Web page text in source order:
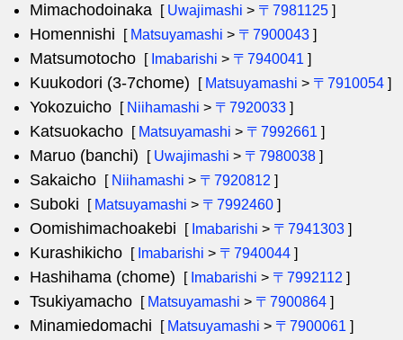
Mimachodoinaka [ Uwajimashi > 〒7981125 ]
Homennishi [ Matsuyamashi > 〒7900043 ]
Matsumotocho [ Imabarishi > 〒7940041 ]
Kuukodori (3-7chome) [ Matsuyamashi > 〒7910054 ]
Yokozuicho [ Niihamashi > 〒7920033 ]
Katsuokacho [ Matsuyamashi > 〒7992661 ]
Maruo (banchi) [ Uwajimashi > 〒7980038 ]
Sakaicho [ Niihamashi > 〒7920812 ]
Suboki [ Matsuyamashi > 〒7992460 ]
Oomishimachoakebi [ Imabarishi > 〒7941303 ]
Kurashikicho [ Imabarishi > 〒7940044 ]
Hashihama (chome) [ Imabarishi > 〒7992112 ]
Tsukiyamacho [ Matsuyamashi > 〒7900864 ]
Minamiedomachi [ Matsuyamashi > 〒7900061 ]